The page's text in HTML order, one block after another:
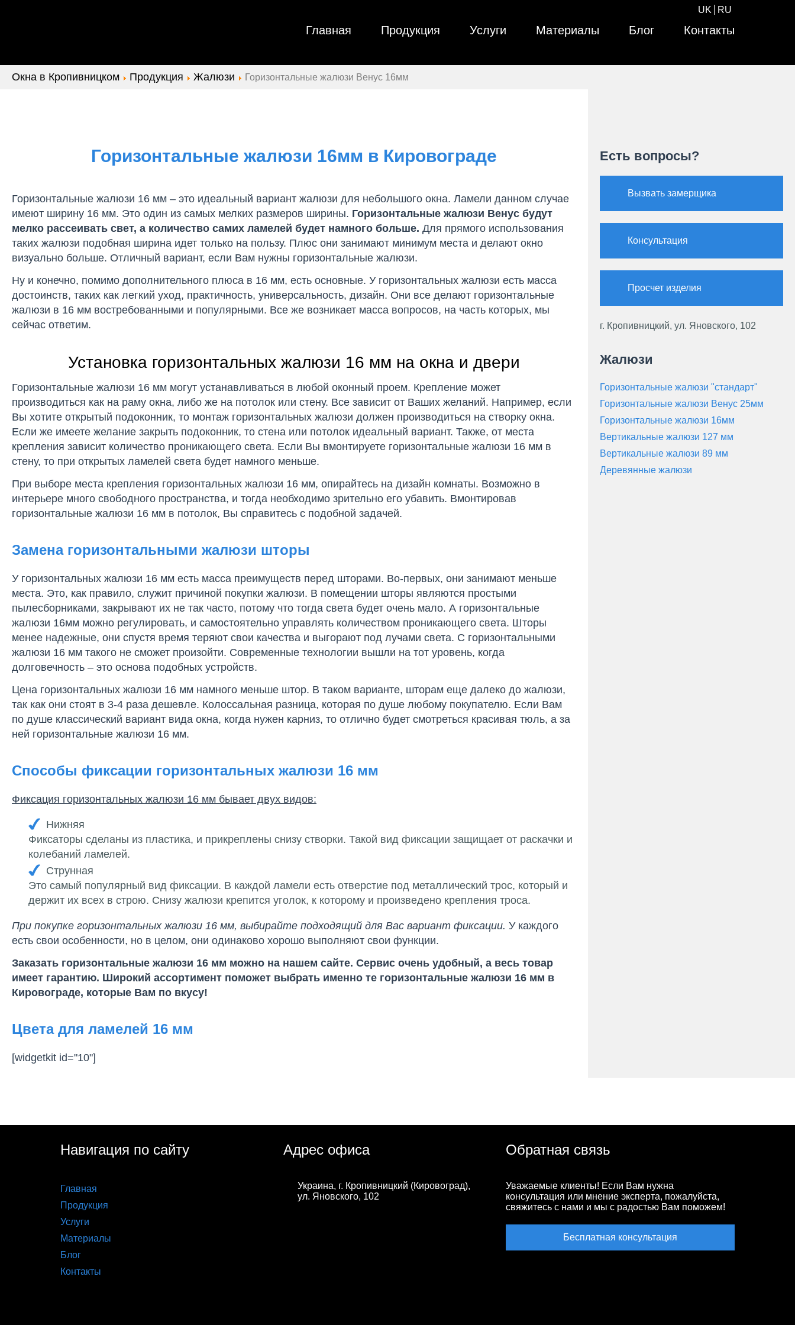
UK RU
Главная Продукция Услуги Материалы Блог Контакты
Окна в Кропивницком Продукция Жалюзи Горизонтальные жалюзи Венус 16мм
Горизонтальные жалюзи 16мм в Кировограде
Горизонтальные жалюзи 16 мм – это идеальный вариант жалюзи для небольшого окна. Ламели данном случае
имеют ширину 16 мм. Это один из самых мелких размеров ширины. Горизонтальные жалюзи Венус будут
мелко рассеивать свет, а количество самих ламелей будет намного больше. Для прямого использования
таких жалюзи подобная ширина идет только на пользу. Плюс они занимают минимум места и делают окно
визуально больше. Отличный вариант, если Вам нужны горизонтальные жалюзи.
Ну и конечно, помимо дополнительного плюса в 16 мм, есть основные. У горизонтальных жалюзи есть масса
достоинств, таких как легкий уход, практичность, универсальность, дизайн. Они все делают горизонтальные
жалюзи в 16 мм востребованными и популярными. Все же возникает масса вопросов, на часть которых, мы
сейчас ответим.
Установка горизонтальных жалюзи 16 мм на окна и двери
Горизонтальные жалюзи 16 мм могут устанавливаться в любой оконный проем. Крепление может
производиться как на раму окна, либо же на потолок или стену. Все зависит от Ваших желаний. Например, если
Вы хотите открытый подоконник, то монтаж горизонтальных жалюзи должен производиться на створку окна.
Если же имеете желание закрыть подоконник, то стена или потолок идеальный вариант. Также, от места
крепления зависит количество проникающего света. Если Вы вмонтируете горизонтальные жалюзи 16 мм в
стену, то при открытых ламелей света будет намного меньше.
При выборе места крепления горизонтальных жалюзи 16 мм, опирайтесь на дизайн комнаты. Возможно в
интерьере много свободного пространства, и тогда необходимо зрительно его убавить. Вмонтировав
горизонтальные жалюзи 16 мм в потолок, Вы справитесь с подобной задачей.
Замена горизонтальными жалюзи шторы
У горизонтальных жалюзи 16 мм есть масса преимуществ перед шторами. Во-первых, они занимают меньше
места. Это, как правило, служит причиной покупки жалюзи. В помещении шторы являются простыми
пылесборниками, закрывают их не так часто, потому что тогда света будет очень мало. А горизонтальные
жалюзи 16мм можно регулировать, и самостоятельно управлять количеством проникающего света. Шторы
менее надежные, они спустя время теряют свои качества и выгорают под лучами света. С горизонтальными
жалюзи 16 мм такого не сможет произойти. Современные технологии вышли на тот уровень, когда
долговечность – это основа подобных устройств.
Цена горизонтальных жалюзи 16 мм намного меньше штор. В таком варианте, шторам еще далеко до жалюзи,
так как они стоят в 3-4 раза дешевле. Колоссальная разница, которая по душе любому покупателю. Если Вам
по душе классический вариант вида окна, когда нужен карниз, то отлично будет смотреться красивая тюль, а за
ней горизонтальные жалюзи 16 мм.
Способы фиксации горизонтальных жалюзи 16 мм
Фиксация горизонтальных жалюзи 16 мм бывает двух видов:
Нижняя
Фиксаторы сделаны из пластика, и прикреплены снизу створки. Такой вид фиксации защищает от раскачки и
колебаний ламелей.
Струнная
Это самый популярный вид фиксации. В каждой ламели есть отверстие под металлический трос, который и
держит их всех в строю. Снизу жалюзи крепится уголок, к которому и произведено крепления троса.
При покупке горизонтальных жалюзи 16 мм, выбирайте подходящий для Вас вариант фиксации. У каждого
есть свои особенности, но в целом, они одинаково хорошо выполняют свои функции.
Заказать горизонтальные жалюзи 16 мм можно на нашем сайте. Сервис очень удобный, а весь товар
имеет гарантию. Широкий ассортимент поможет выбрать именно те горизонтальные жалюзи 16 мм в
Кировограде, которые Вам по вкусу!
Цвета для ламелей 16 мм
[widgetkit id="10"]
Есть вопросы?
Вызвать замерщика
Консультация
Просчет изделия
г. Кропивницкий, ул. Яновского, 102
Жалюзи
Горизонтальные жалюзи "стандарт"
Горизонтальные жалюзи Венус 25мм
Горизонтальные жалюзи 16мм
Вертикальные жалюзи 127 мм
Вертикальные жалюзи 89 мм
Деревянные жалюзи
Навигация по сайту
Главная
Продукция
Услуги
Материалы
Блог
Контакты
Адрес офиса
Украина, г. Кропивницкий (Кировоград),
ул. Яновского, 102
Обратная связь
Уважаемые клиенты! Если Вам нужна
консультация или мнение эксперта, пожалуйста,
свяжитесь с нами и мы с радостью Вам поможем!
Бесплатная консультация